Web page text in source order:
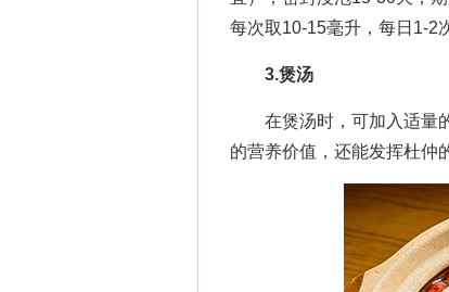
每次取10-15毫升，每日1-2
3.煲汤
在煲汤时，可加入适量的
的营养价值，还能发挥杜仲